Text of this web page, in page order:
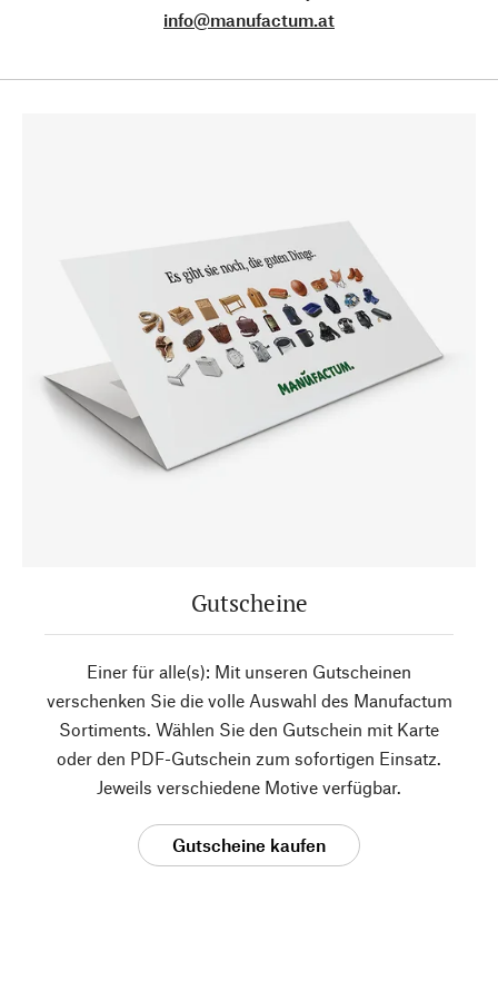
info@manufactum.at
Gutscheine
Einer für alle(s): Mit unseren Gutscheinen
verschenken Sie die volle Auswahl des Manufactum
Sortiments. Wählen Sie den Gutschein mit Karte
oder den PDF-Gutschein zum sofortigen Einsatz.
Jeweils verschiedene Motive verfügbar.
Gutscheine kaufen